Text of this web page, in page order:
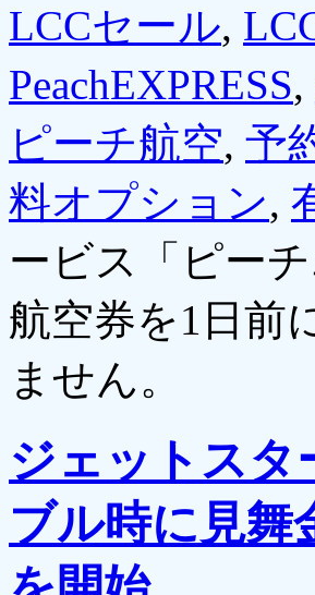
LCCセール,
PeachEXPRESS,
ピーチ航空, 予
料オプション,
ービス「ピー
航空券を1日前
ません。
ジェットスタ
ブル時に見舞